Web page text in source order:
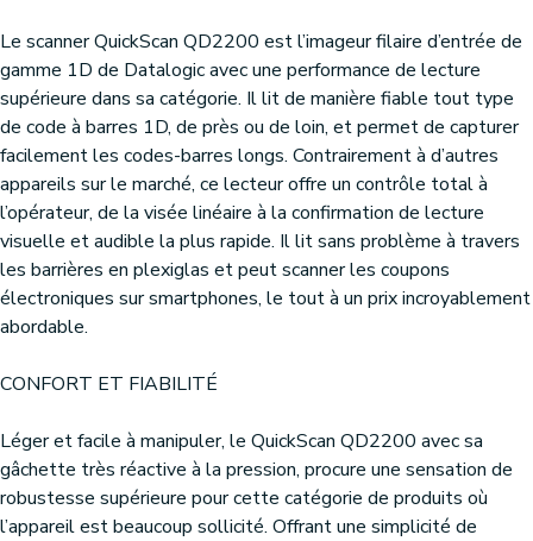
Le scanner QuickScan QD2200 est l’imageur filaire d’entrée de
gamme 1D de Datalogic avec une performance de lecture
supérieure dans sa catégorie. Il lit de manière fiable tout type
de code à barres 1D, de près ou de loin, et permet de capturer
facilement les codes-barres longs. Contrairement à d’autres
appareils sur le marché, ce lecteur offre un contrôle total à
l’opérateur, de la visée linéaire à la confirmation de lecture
visuelle et audible la plus rapide. Il lit sans problème à travers
les barrières en plexiglas et peut scanner les coupons
électroniques sur smartphones, le tout à un prix incroyablement
abordable.
CONFORT ET FIABILITÉ
Léger et facile à manipuler, le QuickScan QD2200 avec sa
gâchette très réactive à la pression, procure une sensation de
robustesse supérieure pour cette catégorie de produits où
l’appareil est beaucoup sollicité. Offrant une simplicité de